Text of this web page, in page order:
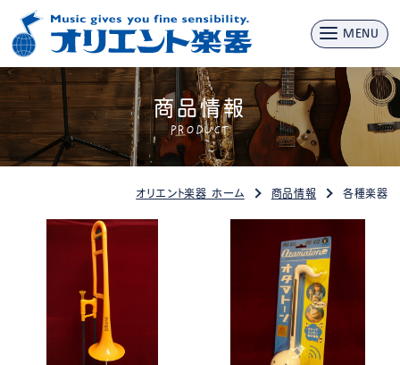
MENU
商品情報
PRODUCT
オリエント楽器 ホーム 商品情報 各種楽器